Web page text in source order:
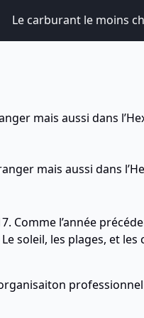
Le carburant le moins
mais aussi dans
mais aussi dans
Comme l’année
soleil, les plages, et les